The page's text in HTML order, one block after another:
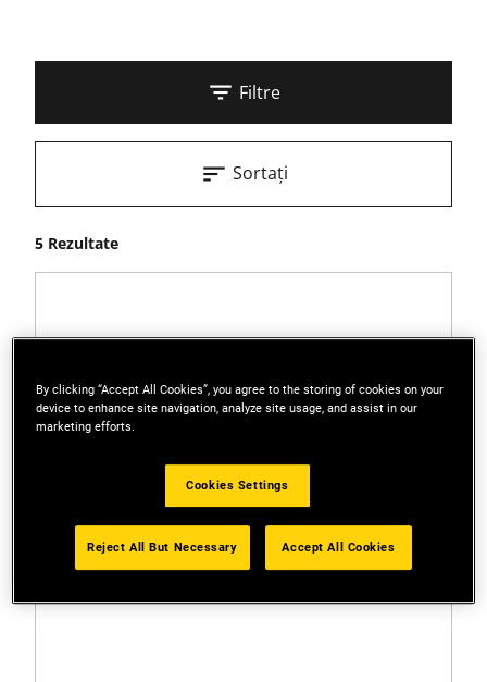
Filtre
5 Rezultate
Sortați
By clicking “Accept All Cookies”, you agree to the storing of cookies on your
device to enhance site navigation, analyze site usage, and assist in our
marketing efforts.
Cookies Settings
Reject All But Necessary Accept All Cookies